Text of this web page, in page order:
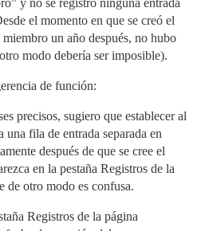
y no se registró ninguna entrada
el momento en que se creó el
un año después, no hubo
modo debería ser imposible).
de función:
precisos, sugiero que establecer al
fila de entrada separada en
después de que se cree el
en la pestaña Registros de la
de otro modo es confusa.
Registros de la página